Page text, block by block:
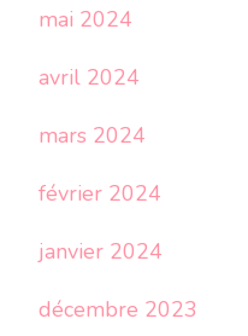
mai 2024
avril 2024
mars 2024
février 2024
janvier 2024
décembre 2023